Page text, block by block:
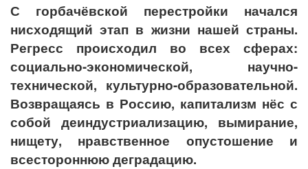
С горбачёвской перестройки начался
нисходящий этап в жизни нашей страны.
Регресс происходил во всех сферах:
социально-экономической, научно-
технической, культурно-образовательной.
Возвращаясь в Россию, капитализм нёс с
собой деиндустриализацию, вымирание,
нищету, нравственное опустошение и
всестороннюю деградацию.